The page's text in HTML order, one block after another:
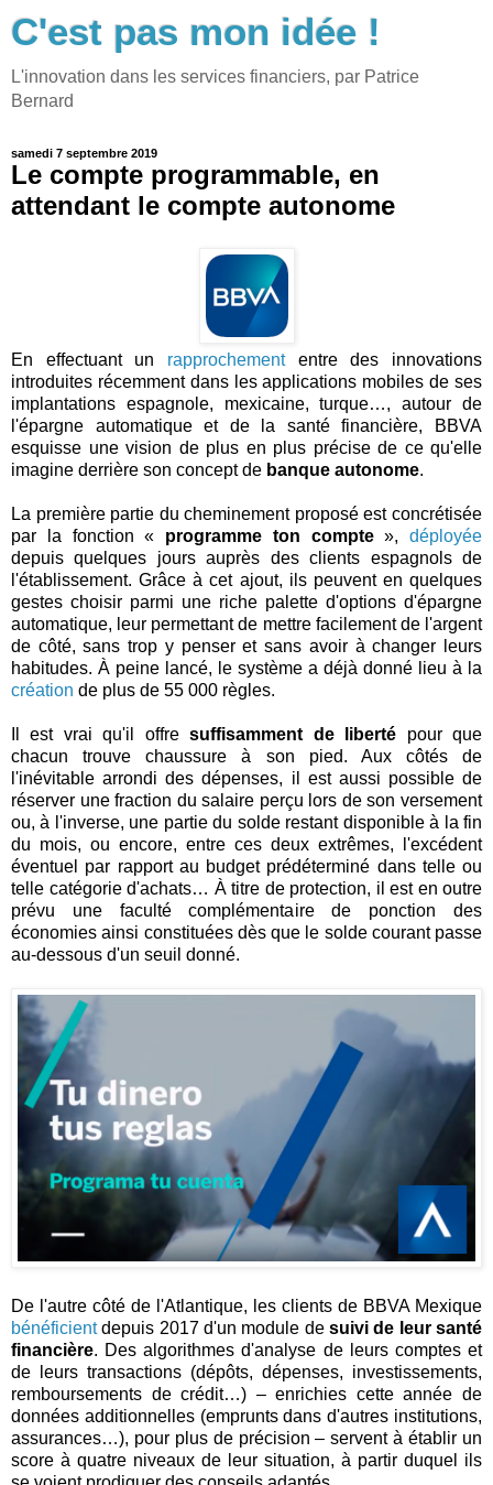
C'est pas mon idée !
L'innovation dans les services financiers, par Patrice
Bernard
samedi 7 septembre 2019
Le compte programmable, en
attendant le compte autonome
En effectuant un rapprochemententre des innovations
introduites récemment dans les applications mobiles de ses
implantations espagnole, mexicaine, turque…, autour de
l'épargne automatique et de la santé financière, BBVA
esquisse une vision de plus en plus précise de ce qu'elle
imagine derrière son concept de banque autonome.
La première partie du cheminement proposé est concrétisée
par la fonction « programme ton compte», déployée
depuis quelques jours auprès des clients espagnols de
l'établissement. Grâce à cet ajout, ils peuvent en quelques
gestes choisir parmi une riche palette d'options d'épargne
automatique, leur permettant de mettre facilement de l'argent
de côté, sans trop y penser et sans avoir à changer leurs
habitudes. À peine lancé, le système a déjà donné lieu à la
création de plus de 55 000 règles.
Il est vrai qu'il offresuffisamment de liberté pour que
chacun trouve chaussure à son pied. Aux côtés de
l'inévitable arrondi des dépenses, il est aussi possible de
réserver une fraction du salaire perçu lors de son versement
ou, à l'inverse, une partie du solde restant disponible à la fin
du mois, ou encore, entre ces deux extrêmes, l'excédent
éventuel par rapport au budget prédéterminé dans telle ou
telle catégorie d'achats… À titre de protection, il est en outre
prévu une faculté complémentaire de ponction des
économies ainsi constituées dès que le solde courant passe
au-dessous d'un seuil donné.
De l'autre côté de l'Atlantique, les clients de BBVA Mexique
bénéficientdepuis 2017 d'un module de suivi de leur santé
financière. Des algorithmes d'analyse de leurs comptes et
de leurs transactions (dépôts, dépenses, investissements,
remboursements de crédit…) – enrichies cette année de
données additionnelles (emprunts dans d'autres institutions,
assurances…), pour plus de précision – servent à établir un
score à quatre niveaux de leur situation, à partir duquel ils